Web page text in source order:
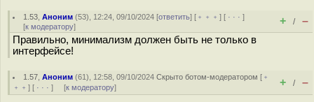
1.53 ,Аноним (53), 12:24, 09/10/2024 [ответить] [ ﹢﹢﹢] [ · · ·]
[к модератору] + / –
Правильно, минимализм должен быть не только в
интерфейсе!
1.57 ,Аноним (61), 12:58, 09/10/2024Скрыто ботом-модератором [ ﹢
﹢﹢ ] [ · · · ] [к модератору] + / –